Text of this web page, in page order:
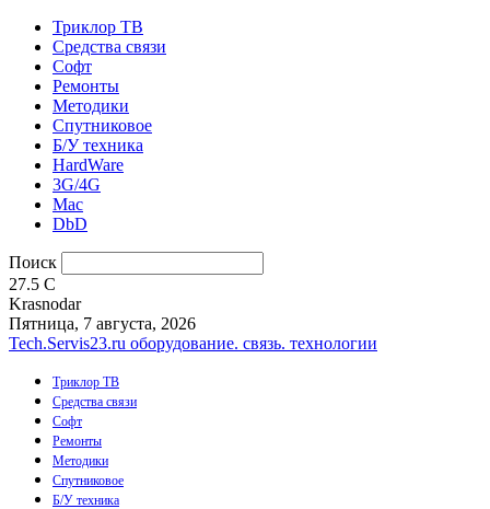
Триклор ТВ
Средства связи
Софт
Ремонты
Методики
Спутниковое
Б/У техника
HardWare
3G/4G
Mac
DbD
Поиск
27.5 C
Krasnodar
Пятница, 7 августа, 2026
Tech.Servis23.ru оборудование. связь. технологии
Триклор ТВ
Средства связи
Софт
Ремонты
Методики
Спутниковое
Б/У техника